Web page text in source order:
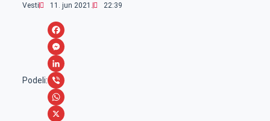
Vesti 11. jun 2021. 22:39
Podeli:
F
a
c
e
b
M
e
s
s
L
i
n
V
iW